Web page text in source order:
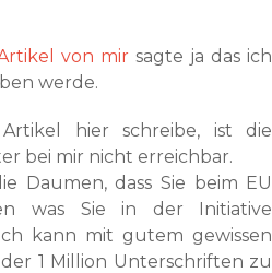
von mirsagte ja das ich
werde.
hier schreibe, ist die
bei mir nicht erreichbar.
Daumen, dass Sie beim EU
was Sie in der Initiative
kann mit gutem gewissen
1 Million Unterschriften zu